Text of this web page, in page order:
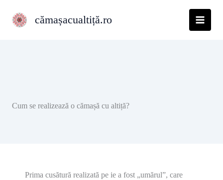
cămașacualtiță.ro
Cum se realizează o cămașă cu altiță?
Prima cusătură realizată pe ie a fost „umărul”, care